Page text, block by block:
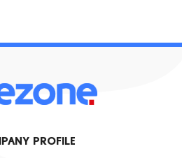
PROFILE